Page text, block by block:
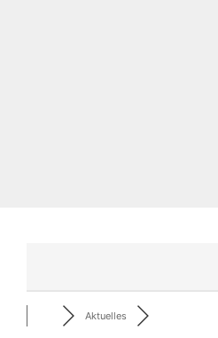
Aktuelles